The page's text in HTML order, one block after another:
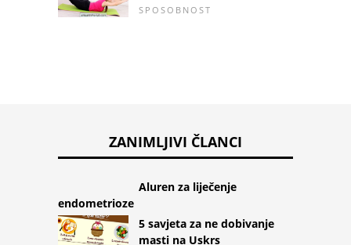
SPOSOBNOST
ZANIMLJIVI ČLANCI
Aluren za liječenje
endometrioze
5 savjeta za ne dobivanje
masti na Uskrs